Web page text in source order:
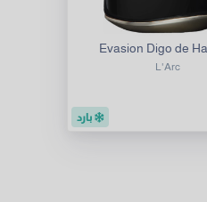
Evasion Digo de
L'Arc
بارد